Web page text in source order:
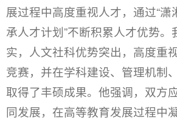
展过程中高度重视人才，通过“潇
承人才计划”不断积累人才优势。
实，人文社科优势突出，高度重
竞赛，并在学科建设、管理机制
取得了丰硕成果。他强调，双方
同发展，在高等教育发展过程中